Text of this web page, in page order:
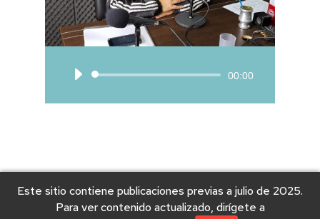
Reproductor
audio
00:00
Este sitio contiene publicaciones previas a julio de 2025.
Para ver contenido actualizado, dirígete a